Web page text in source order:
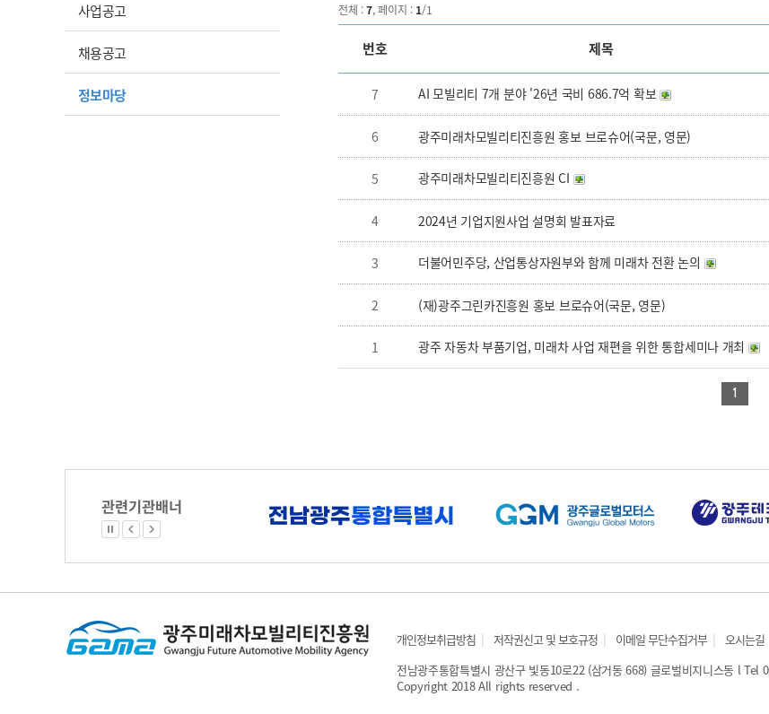
사업공고
채용공고
정보마당
전체 :7, 페이지 : 1/1
번호 제목
7 AI 모빌리티 7개 분야 '26년 국비 686.7억 확보
6 광주미래차모빌리티진흥원 홍보 브로슈어(국문, 영문)
5 광주미래차모빌리티진흥원 CI
4 2024년 기업지원사업 설명회 발표자료
3 더불어민주당, 산업통상자원부와 함께 미래차 전환 논의
2 (재)광주그린카진흥원 홍보 브로슈어(국문, 영문)
1 광주 자동차 부품기업, 미래차 사업 재편을 위한 통합세미나 개최
1
관련기관배너
개인정보취급방침 | 저작권신고 및 보호규정 | 이메일 무단수집거부 |
오시는길
전남광주통합특별시 광산구 빛동10로22 (삼거동 668) 글로벌비지니스동 l
Copyright 2018 All rights reserved .